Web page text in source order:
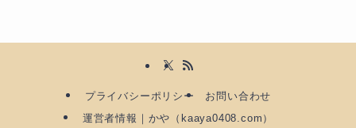
プライバシーポリシー
お問い合わせ
運営者情報｜かや（kaaya0408.com）